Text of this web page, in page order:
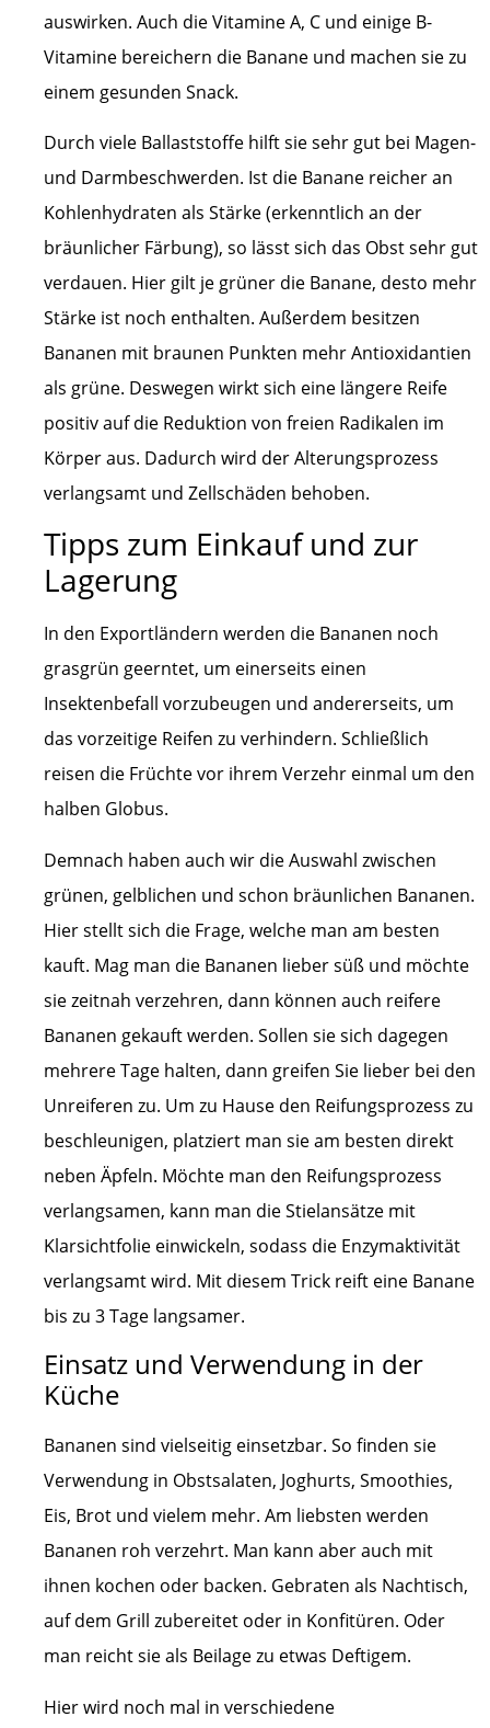
auswirken. Auch die Vitamine A, C und einige B-
Vitamine bereichern die Banane und machen sie zu
einem gesunden Snack.
Durch viele Ballaststoffe hilft sie sehr gut bei Magen-
und Darmbeschwerden. Ist die Banane reicher an
Kohlenhydraten als Stärke (erkenntlich an der
bräunlicher Färbung), so lässt sich das Obst sehr gut
verdauen. Hier gilt je grüner die Banane, desto mehr
Stärke ist noch enthalten. Außerdem besitzen
Bananen mit braunen Punkten mehr Antioxidantien
als grüne. Deswegen wirkt sich eine längere Reife
positiv auf die Reduktion von freien Radikalen im
Körper aus. Dadurch wird der Alterungsprozess
verlangsamt und Zellschäden behoben.
Tipps zum Einkauf und zur
Lagerung
In den Exportländern werden die Bananen noch
grasgrün geerntet, um einerseits einen
Insektenbefall vorzubeugen und andererseits, um
das vorzeitige Reifen zu verhindern. Schließlich
reisen die Früchte vor ihrem Verzehr einmal um den
halben Globus.
Demnach haben auch wir die Auswahl zwischen
grünen, gelblichen und schon bräunlichen Bananen.
Hier stellt sich die Frage, welche man am besten
kauft. Mag man die Bananen lieber süß und möchte
sie zeitnah verzehren, dann können auch reifere
Bananen gekauft werden. Sollen sie sich dagegen
mehrere Tage halten, dann greifen Sie lieber bei den
Unreiferen zu. Um zu Hause den Reifungsprozess zu
beschleunigen, platziert man sie am besten direkt
neben Äpfeln. Möchte man den Reifungsprozess
verlangsamen, kann man die Stielansätze mit
Klarsichtfolie einwickeln, sodass die Enzymaktivität
verlangsamt wird. Mit diesem Trick reift eine Banane
bis zu 3 Tage langsamer.
Einsatz und Verwendung in der
Küche
Bananen sind vielseitig einsetzbar. So finden sie
Verwendung in Obstsalaten, Joghurts, Smoothies,
Eis, Brot und vielem mehr. Am liebsten werden
Bananen roh verzehrt. Man kann aber auch mit
ihnen kochen oder backen. Gebraten als Nachtisch,
auf dem Grill zubereitet oder in Konfitüren. Oder
man reicht sie als Beilage zu etwas Deftigem.
Hier wird noch mal in verschiedene